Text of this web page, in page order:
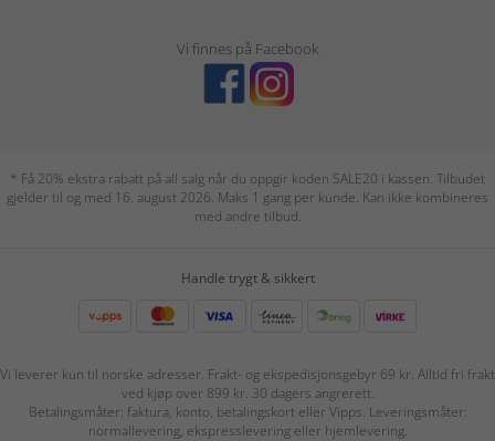
Vi finnes på Facebook
* Få 20% ekstra rabatt på all salg når du oppgir koden SALE20 i kassen. Tilbudet
gjelder til og med 16. august 2026. Maks 1 gang per kunde. Kan ikke kombineres
med andre tilbud.
Handle trygt & sikkert
Vi leverer kun til norske adresser. Frakt- og ekspedisjonsgebyr 69 kr. Alltid fri frakt
ved kjøp over 899 kr. 30 dagers angrerett.
Betalingsmåter: faktura, konto, betalingskort eller Vipps. Leveringsmåter:
normallevering, ekspresslevering eller hjemlevering.